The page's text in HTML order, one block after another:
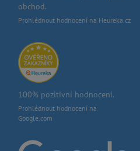
obchod.
Prohlédnout hodnocení na Heureka.cz
100% pozitivní hodnocení.
Prohlédnout hodnocení na
Google.com